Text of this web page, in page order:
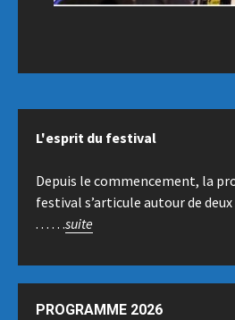
L'esprit du festival
Depuis le commencement, la
festival s’articule autour de deux
. . . . . .suite
PROGRAMME 2026